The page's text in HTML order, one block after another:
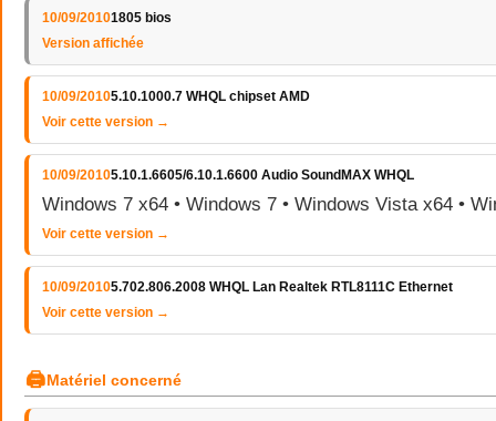
10/09/20101805 bios
Version affichée
10/09/20105.10.1000.7 WHQL chipset AMD
Voir cette version →
10/09/20105.10.1.6605/6.10.1.6600 Audio SoundMAX WHQL
Windows 7 x64 • Windows 7 • Windows Vista x64 •
Voir cette version →
10/09/20105.702.806.2008 WHQL Lan Realtek RTL8111C Ethernet
Voir cette version →
🖨Matériel concerné